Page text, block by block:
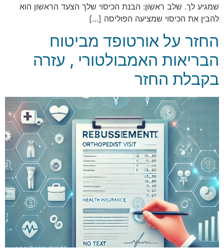
שמגיע לך. שלב ראשון: הבנת הכיסוי שלך הצעד הראשון הוא
להבין את הכיסוי שמציעה הפוליסה […]
החזר על אורטופד מביטוח
הבריאות האמבולטורי , עזרה
בקבלת החזר